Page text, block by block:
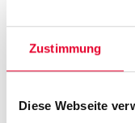
Zustimmung
Diese Webseite
2007 wurde der
in der Lehre
ausgerichtet und
Landespreis für
Studierenden. Mit